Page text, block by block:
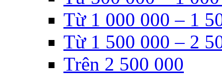
Từ 1 000 000 – 1
Từ 1 500 000 – 2
Trên 2 500 000